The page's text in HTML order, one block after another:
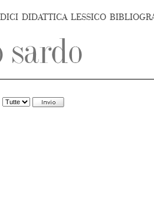
DIDATTICA LESSICO